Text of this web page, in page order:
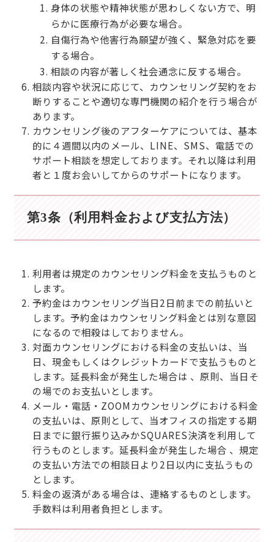
身体の状態や精神状態が思わしくない方で、明
らかに医療行為が必要な場合。
自傷行為や他害行為願望が強く、緊急対応を要
する場合。
相談の内容が著しく社会通念に反する場合。
相談内容や状況に応じて、カウンセリング契約をお
断りすることや適切な専門機関の紹介を行う場合が
あります。
カウンセリング後のアフターケアについては、基本
的に４週間以内のメール、LINE、SMS、電話での
サポート相談を想定しております。それ以降は利用
者と１度お会いしてからのサポートになります。
第3条（利用料金および支払方法）
利用者は規定のカウンセリング料金を支払うものと
します。
予約金はカウンセリング当日2日前までの前払いと
します。予約金はカウンセリング料金とは別な意図
になるので相殺はしておりません。
対面カウンセリングにおける料金の支払いは、当
日、現金もしくはクレジットカードで支払うものと
します。延長料金が発生した場合は 、原則、当日そ
の場でのお支払いとします。
メール・電話・ZOOMカウンセリングにおける料金
の支払いは、原則として、当オフィスの指定する期
日までに銀行振り込みかSQUARES決済を利用して
行うものとします。延長料金が発生した場合 、規定
の支払い方法での相談日より2日以内に支払うもの
とします。
料金の返済がある場合は、連絡するものとします。
手数料は利用者負担とします。